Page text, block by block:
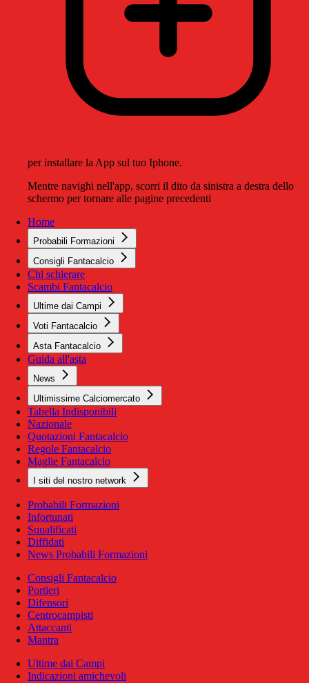
per installare la App sul tuo Iphone.
Mentre navighi nell'app, scorri il dito da sinistra a destra dello
schermo per tornare alle pagine precedenti
Home
Probabili Formazioni
Consigli Fantacalcio
Chi schierare
Scambi Fantacalcio
Ultime dai Campi
Voti Fantacalcio
Asta Fantacalcio
Guida all'asta
News
Ultimissime Calciomercato
Tabella Indisponibili
Nazionale
Quotazioni Fantacalcio
Regole Fantacalcio
Maglie Fantacalcio
I siti del nostro network
Probabili Formazioni
Infortunati
Squalificati
Diffidati
News Probabili Formazioni
Consigli Fantacalcio
Portieri
Difensori
Centrocampisti
Attaccanti
Mantra
Ultime dai Campi
Indicazioni amichevoli